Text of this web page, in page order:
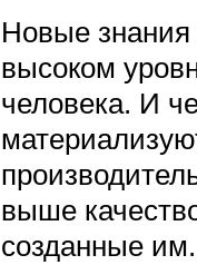
Новые знания
высоком
человека. И
выше
созданные им.